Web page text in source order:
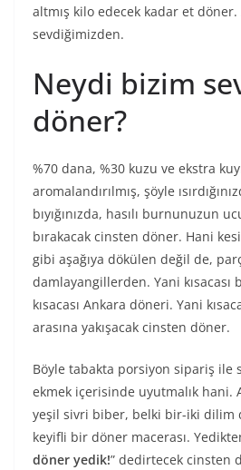
altmış kilo edecek kadar et
sevdiğimizden.
Neydi bizim
döner?
%70 dana, %30 kuzu ve ekstra
aromalandırılmış, şöyle
bıyığınızda, hasılı burnunuzun
bırakacak cinsten döner. Hani
gibi aşağıya dökülen değil de,
damlayangillerden. Yani kısacası
kısacası Ankara döneri. Yani
arasına yakışacak cinsten döner.
Böyle tabakta porsiyon sipariş ile
ekmek içerisinde uyutmalık hani.
yeşil sivri biber, belki bir-iki dilim
keyifli bir döner macerası.
döner yedik!” dedirtecek cinsten